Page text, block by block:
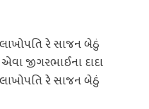
રે સાજન બેઠું
જીગરભાઈના દાદા
રે સાજન બેઠું